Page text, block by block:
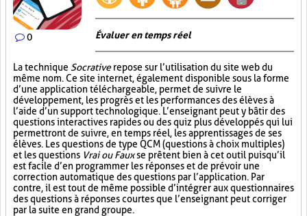
0 Évaluer en temps réel
La technique Socrativerepose sur l’utilisation du site web du
même nom. Ce site internet, également disponible sous la forme
d’une application téléchargeable, permet de suivre le
développement, les progrès et les performances des élèves à
l’aide d’un support technologique. L’enseignant peut y bâtir des
questions interactives rapides ou des quiz plus développés qui lui
permettront de suivre, en temps réel, les apprentissages de ses
élèves. Les questions de type QCM (questions à choix multiples)
et les questions Vrai ou Fauxse prêtent bien à cet outil puisqu’il
est facile d’en programmer les réponses et de prévoir une
correction automatique des questions par l’application. Par
contre, il est tout de même possible d’intégrer aux questionnaires
des questions à réponses courtes que l’enseignant peut corriger
par la suite en grand groupe.